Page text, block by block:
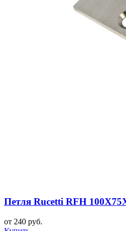
Петля Rucetti RFH
от 240 руб.